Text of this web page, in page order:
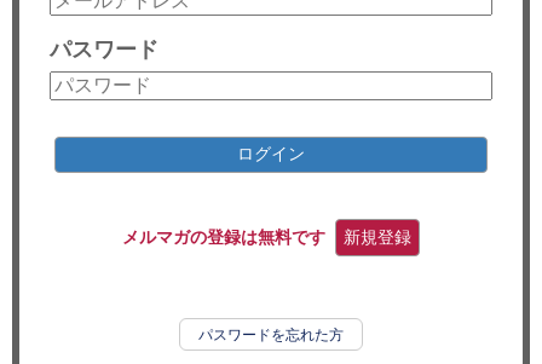
コンサルティング
リサーチ
パスワード
ログイン
メルマガの登録は無料です 新規登録
パスワードを忘れた方